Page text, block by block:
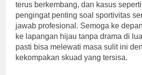
terus berkembang, dan kasus
pengingat penting soal sportivitas
jawab profesional. Semoga ke
ke lapangan hijau tanpa drama di
pasti bisa melewati masa sulit ini
kekompakan skuad yang tersisa.